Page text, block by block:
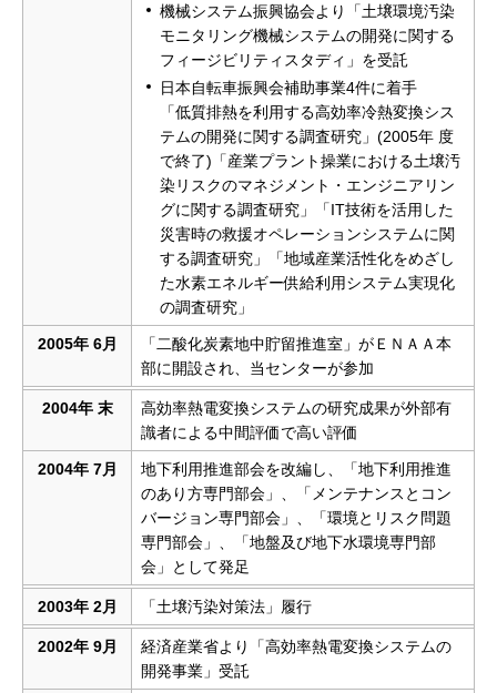
機械システム振興協会より「土壌環境汚染
モニタリング機械システムの開発に関する
フィージビリティスタディ」を受託
日本自転車振興会補助事業4件に着手
「低質排熱を利用する高効率冷熱変換シス
テムの開発に関する調査研究」(2005年 度
で終了)「産業プラント操業における土壌汚
染リスクのマネジメント・エンジニアリン
グに関する調査研究」「IT技術を活用した
災害時の救援オペレーションシステムに関
する調査研究」「地域産業活性化をめざし
た水素エネルギー供給利用システム実現化
の調査研究」
2005年 6月
「二酸化炭素地中貯留推進室」がＥＮＡＡ本
部に開設され、当センターが参加
2004年 末
高効率熱電変換システムの研究成果が外部有
識者による中間評価で高い評価
2004年 7月
地下利用推進部会を改編し、「地下利用推進
のあり方専門部会」、「メンテナンスとコン
バージョン専門部会」、「環境とリスク問題
専門部会」、「地盤及び地下水環境専門部
会」として発足
2003年 2月 「土壌汚染対策法」履行
2002年 9月
経済産業省より「高効率熱電変換システムの
開発事業」受託